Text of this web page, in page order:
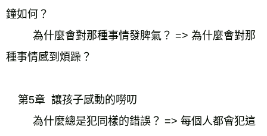
鐘如何？
為什麼會對那種事情發脾氣？ => 為什麼會對那
種事情感到煩躁？
    第5章  讓孩子感動的嘮叨
為什麼總是犯同樣的錯誤？ => 每個人都會犯這